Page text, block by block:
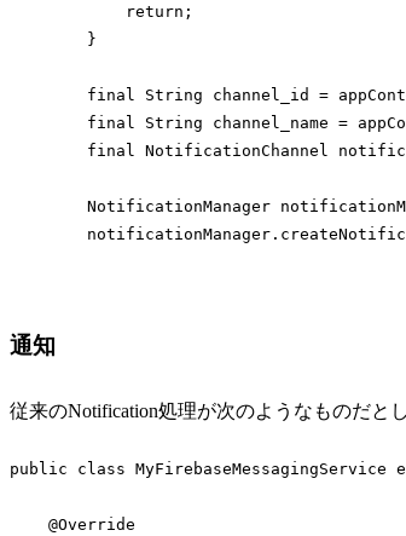
return ;
        }
final
String channel_id =
final
String channel_name =
final
NotificationChannel
NotificationManager
通知
従来のNotification処理が次のようなものだとし
public class MyFirebaseMessagingService
    @Override